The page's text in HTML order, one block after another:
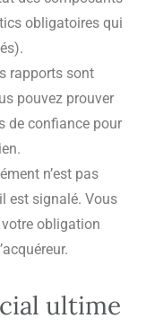
obligatoires qui
rapports sont
pouvez prouver
de confiance pour
n’est pas
est signalé. Vous
obligation
ultime